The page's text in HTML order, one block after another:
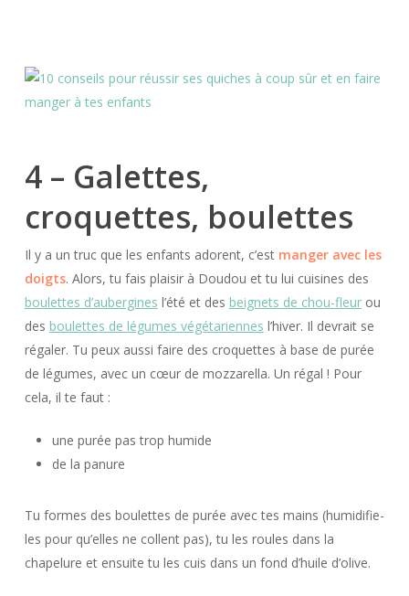
4 – Galettes,
croquettes, boulettes
Il y a un truc que les enfants adorent, c’estmanger avec les
doigts. Alors, tu fais plaisir à Doudou et tu lui cuisines des
boulettes d’aubergines l’été et des beignets de chou-fleur ou
des boulettes de légumes végétariennes l’hiver. Il devrait se
régaler. Tu peux aussi faire des croquettes à base de purée
de légumes, avec un cœur de mozzarella. Un régal ! Pour
cela, il te faut :
une purée pas trop humide
de la panure
Tu formes des boulettes de purée avec tes mains (humidifie-
les pour qu’elles ne collent pas), tu les roules dans la
chapelure et ensuite tu les cuis dans un fond d’huile d’olive.